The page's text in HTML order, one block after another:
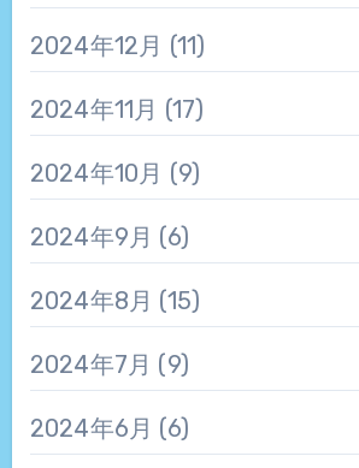
2024年12月 (11)
2024年11月 (17)
2024年10月 (9)
2024年9月 (6)
2024年8月 (15)
2024年7月 (9)
2024年6月 (6)